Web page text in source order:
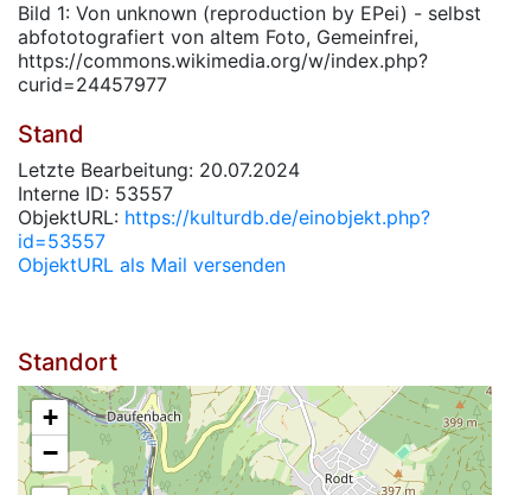
Bild 1: Von unknown (reproduction by EPei) - selbst
abfototografiert von altem Foto, Gemeinfrei,
https://commons.wikimedia.org/w/index.php?
curid=24457977
Stand
Letzte Bearbeitung: 20.07.2024
Interne ID: 53557
ObjektURL: https://kulturdb.de/einobjekt.php?
id=53557
ObjektURL als Mail versenden
Standort
+
−